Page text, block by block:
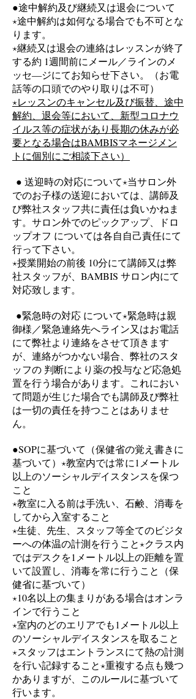
●途中解約及び継続又は退会について
⋆途中解約は如何なる場合でも不可とな
ります。
⋆継続又は退会の連絡はレッスンが終了
する約 1週間前にメール／ラインのメ
ッセ―ジにてお知らせ下さい。（お電
話等の口頭でのやり取りは不可）
⋆レッスンのキャンセル及び振替、途中
解約、退会等において、新型コロナウ
イルス等の症状があり長期の休みが必
要となる場合はBAMBISマネージメン
トに個別にご相談下さい）
● 送迎時の対応について⋆当サロン外
でのお子様の送迎においては、講師及
び弊社スタッフ共に責任は負いかねま
す。 サロン外でのピックアップ、ドロ
ップオフ については各自自己責任にて
行って下さい。
⋆授業開始の前後 10分にて講師又は弊
社スタッフが、BAMBIS サロン内にて
対応致します。
●緊急時の対応 について⋆緊急時は親
御様／緊急連絡先へライン又はお電話
にて弊社より連絡をさせて頂きます
が、連絡がつかない場合、弊社のスタ
ッフの 判断により薬の投与など応急処
置を行う場合があります。これにおい
て問題が生じた場合でも講師及び弊社
は一切の責任を持つことはありませ
ん。
●SOPに基づいて（保健省の覚え書きに
基づいて） ⋆教室内では常に1メートル
以上のソーシャルデイスタンスを保つ
こと
⋆教室に入る前は手洗い、石鹸、消毒を
してから入室すること
⋆生徒、先生、スタッフ等全てのビジタ
ーへの体温の計測を行うこと⋆クラス内
ではデスクを1メートル以上の距離を置
いて設置し、消毒を常に行うこと（保
健省に基づいて）
⋆10名以上の集まりがある場合はオンラ
インで行うこと
⋆室内のどのエリアでも1メートル以上
のソーシャルデイスタンスを取ること
⋆スタッフはエントランスにて熱の計測
を行い記録すること⋆重複する点も幾つ
かありますが、このルールに基づいて
行います。